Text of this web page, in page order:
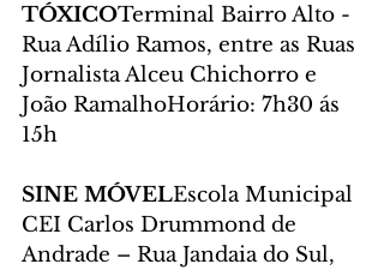
TÓXICOTerminal Bairro Alto -
Rua Adílio Ramos, entre as Ruas
Jornalista Alceu Chichorro e
João RamalhoHorário: 7h30 ás
15h
SINE MÓVELEscola Municipal
CEI Carlos Drummond de
Andrade – Rua Jandaia do Sul,